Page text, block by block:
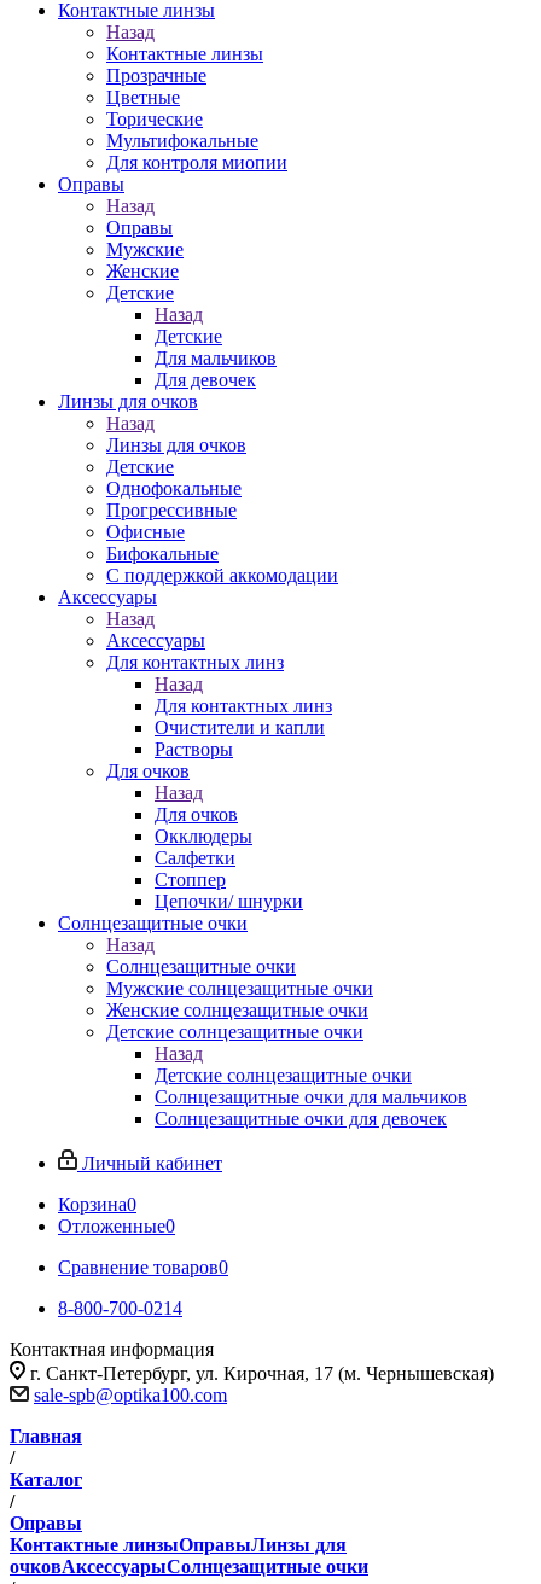
Контактные линзы
Назад
Контактные линзы
Прозрачные
Цветные
Торические
Мультифокальные
Для контроля миопии
Оправы
Назад
Оправы
Мужские
Женские
Детские
Назад
Детские
Для мальчиков
Для девочек
Линзы для очков
Назад
Линзы для очков
Детские
Однофокальные
Прогрессивные
Офисные
Бифокальные
С поддержкой аккомодации
Аксессуары
Назад
Аксессуары
Для контактных линз
Назад
Для контактных линз
Очистители и капли
Растворы
Для очков
Назад
Для очков
Окклюдеры
Салфетки
Стоппер
Цепочки/ шнурки
Солнцезащитные очки
Назад
Солнцезащитные очки
Мужские солнцезащитные очки
Женские солнцезащитные очки
Детские солнцезащитные очки
Назад
Детские солнцезащитные очки
Солнцезащитные очки для мальчиков
Солнцезащитные очки для девочек
Личный кабинет
Корзина0
Отложенные0
Сравнение товаров0
8-800-700-0214
Контактная информация
г. Санкт-Петербург, ул. Кирочная, 17 (м. Чернышевская)
sale-spb@optika100.com
Главная
/
Каталог
/
Оправы
Контактные линзыОправыЛинзы для
очковАксессуарыСолнцезащитные очки